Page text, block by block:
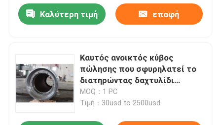
Καλύτερη τιμή επαφή
Καυτός ανοικτός κύβος
πώλησης που σφυρηλατεί το
διατηρώντας δαχτυλίδι
ανοξείδωτου 4000mm 3Tons
MOQ：1 PC
Τιμή：30usd to 2500usd